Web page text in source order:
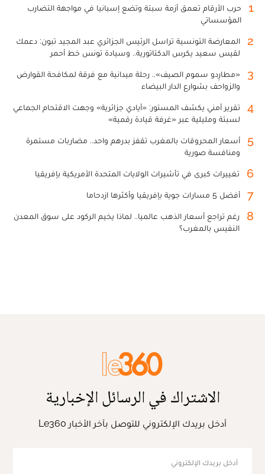
1
حرب الأرقام تعمق أزمة سبتة وتضع إسبانيا في مواجهة التضارب
المؤسساتي
2
المعارضة التونسية تراسل الرئيس الجزائري عبد المجيد تبون: دعمك
لقيس سعيد يكرس الدكتاتورية.. وسيادة تونس خط أحمر
3
«مطارِدو سموم الصيف».. رحلة ميدانية مع فرقة لمكافحة القوارض
والزواحف بشوارع الدار البيضاء
4
تقرير أمني يكشف المستور: «أيادي جزائرية» وجهت الاقتحام الجماعي
لسبتة ومليلية عبر «غرفة قيادة رقمية»
5
أسعار المحروقات بالمغرب تقفز بدرهم واحد.. مضاربات مستمرة
ومنافسة صورية
6 تغييرات كبرى في تأشيرات الولايات المتحدة الأمريكية بإفريقيا
7 أفضل 5 مسارات جوية بإفريقيا وأكثرها ازدحاما
8
رغم تراجع أسعار الذهب عالميا.. لماذا يخيم الركود على سوق المعدن
النفيس بالمغرب؟
الاشتراك في الرسائل الإخبارية
أدخل بريدك الإلكتروني للتوصل بآخر الأخبار Le360